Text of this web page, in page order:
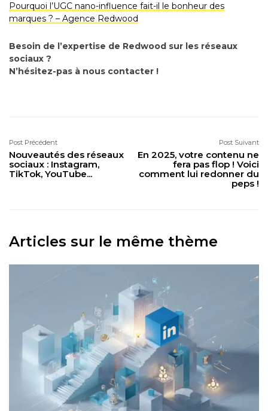
Pourquoi l’UGC nano-influence fait-il le bonheur des
marques ? – Agence Redwood
Besoin de l’expertise de Redwood sur les réseaux
sociaux ?
N’hésitez-pas à nous contacter !
Post Précédent
Nouveautés des réseaux
sociaux : Instagram,
TikTok, YouTube...
Post Suivant
En 2025, votre contenu ne
fera pas flop ! Voici
comment lui redonner du
peps !
Articles sur le même thème